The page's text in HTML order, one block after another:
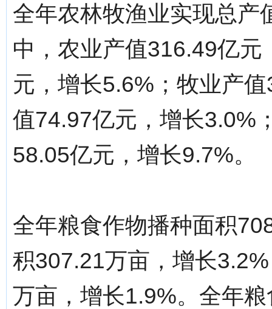
全年农林牧渔业实现总产
中，农业产值316.49亿
元，增长5.6%；牧业产
值74.97亿元，增长3.0%
58.05亿元，增长9.7%。
全年粮食作物播种面积
积307.21万亩，增长
万亩，增长1.9%。全年